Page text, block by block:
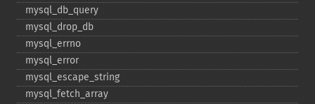
mysql_​db_​query
mysql_​drop_​db
mysql_​errno
mysql_​error
mysql_​escape_​string
mysql_​fetch_​array